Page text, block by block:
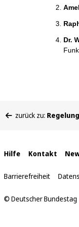
Dr.
befinden
zurück zu:
Interne
Links
Hilfe Kontakt
Barrierefreiheit
© Deutscher Bundestag